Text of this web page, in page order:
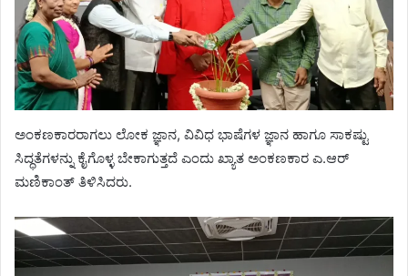
ಅಂಕಣಕಾರರಾಗಲು ಲೋಕ ಜ್ಞಾನ, ವಿವಿಧ ಭಾಷೆಗಳ ಜ್ಞಾನ ಹಾಗೂ ಸಾಕಷ್ಟು
ಸಿದ್ಧತೆಗಳನ್ನು ಕೈಗೊಳ್ಳ ಬೇಕಾಗುತ್ತದೆ ಎಂದು ಖ್ಯಾತ ಅಂಕಣಕಾರ ಎ.ಆರ್
ಮಣಿಕಾಂತ್ ತಿಳಿಸಿದರು.